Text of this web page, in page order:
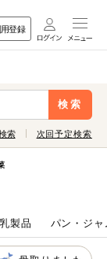
登録
検索
目的
ら探す
索
指定しなくて
次回予定検索
製品 パン・ジャ